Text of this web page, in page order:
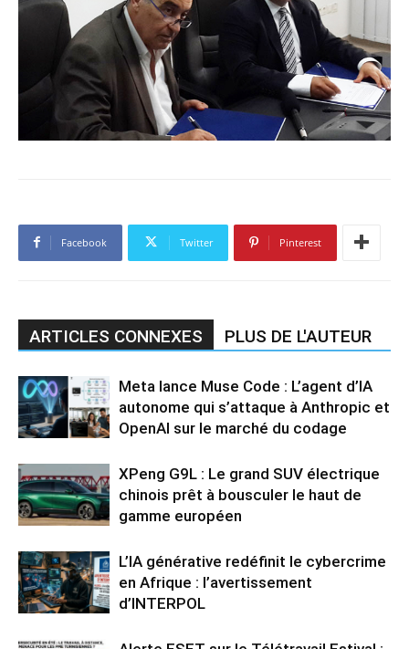
Facebook Twitter Pinterest
ARTICLES CONNEXES PLUS DE L'AUTEUR
Meta lance Muse Code : L’agent d’IA
autonome qui s’attaque à Anthropic et
OpenAI sur le marché du codage
XPeng G9L : Le grand SUV électrique
chinois prêt à bousculer le haut de
gamme européen
L’IA générative redéfinit le cybercrime
en Afrique : l’avertissement
d’INTERPOL